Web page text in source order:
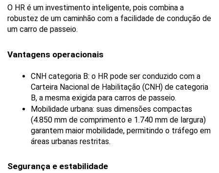
O HR é um investimento inteligente, pois combina a
robustez de um caminhão com a facilidade de condução de
um carro de passeio.
Vantagens operacionais
CNH categoria B: o HR pode ser conduzido com a
Carteira Nacional de Habilitação (CNH) de categoria
B, a mesma exigida para carros de passeio.
Mobilidade urbana: suas dimensões compactas
(4.850 mm de comprimento e 1.740 mm de largura)
garantem maior mobilidade, permitindo o tráfego em
áreas urbanas restritas.
Segurança e estabilidade